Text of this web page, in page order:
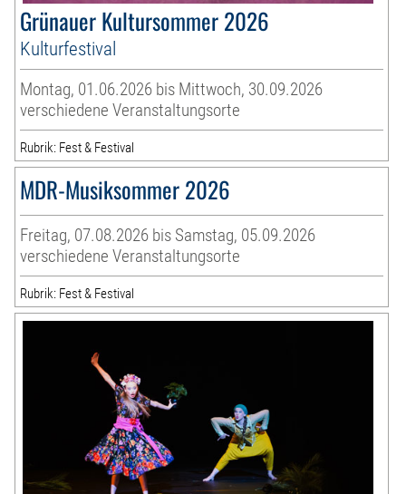
Grünauer Kultursommer 2026
Kulturfestival
Montag, 01.06.2026 bis Mittwoch, 30.09.2026
verschiedene Veranstaltungsorte
Rubrik: Fest & Festival
MDR-Musiksommer 2026
Freitag, 07.08.2026 bis Samstag, 05.09.2026
verschiedene Veranstaltungsorte
Rubrik: Fest & Festival